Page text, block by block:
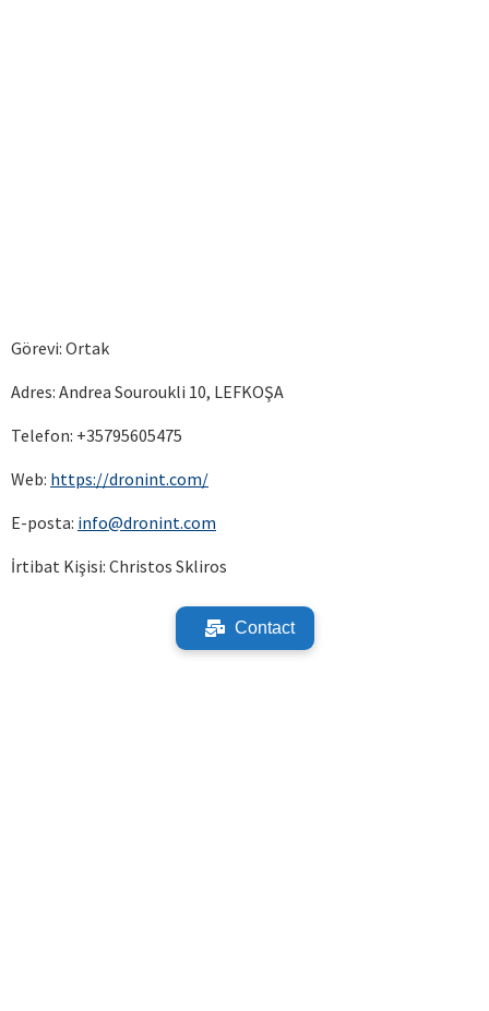
Görevi: Ortak
Adres: Andrea Souroukli 10, LEFKOŞA
Telefon: +35795605475
Web: https://dronint.com/
E-posta: info@dronint.com
İrtibat Kişisi: Christos Skliros
Contact